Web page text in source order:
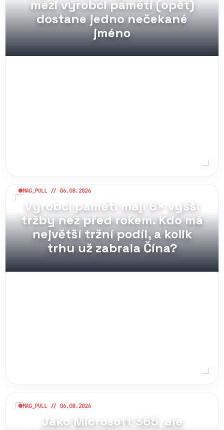
Nejen Čína: Díky boomu AI se
mezi výrobci pamětí (opět)
dostane jedno nečekané
jméno
Výrobci pamětí mají 8× vyšší
tržby než před rokem. Kdo má
největší tržní podíl, a kolik
trhu už zabrala Čína?
Jako Microsoft 365, ale